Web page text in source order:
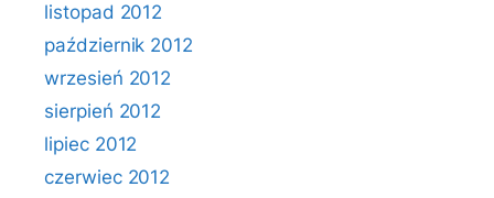
listopad 2012
październik 2012
wrzesień 2012
sierpień 2012
lipiec 2012
czerwiec 2012